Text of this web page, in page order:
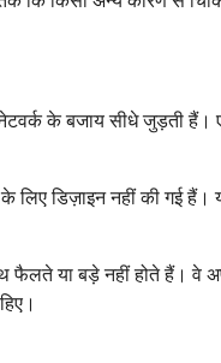
के बजाय सीधे जुड़ती हैं।
डिज़ाइन नहीं की गई
या बड़े नहीं होते हैं। वे